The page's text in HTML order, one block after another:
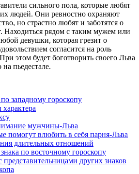
сильного пола, которые любят
людей. Они ревностно охраняют
но страстно любят и заботятся о
Находиться рядом с таким мужем или
девушки, которая грезит о
согласится на роль
этом будет боготворить своего Льва
пьедестале.
западному гороскопу
мужчины-Льва
помогут влюбить в себя парня-Льва
длительных отношений
по восточному гороскопу
представительницами других знаков